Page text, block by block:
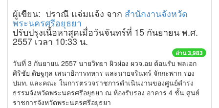
ผู้เขียน: ปราณี แจ่มแจ้ง จาก สำนักงานจังหวัด
พระนครศรีอยุธยา
ปรับปรุงเนื้อหาสุดเมื่อวันจันทร์ที่ 15 กันยายน พ.ศ.
2557 เวลา 10:33 น.
อ่าน 3,983
วันที่ 3 กันยายน 2557 นายวิทยา ผิวผ่อง ผวจ.อย ต้อนรับ พลเอก
ศิริชัย ดิษฐกุล เสนาธิการทหาร และนายจรินทร์ จักกะพาก รอง
ปมท. และคณะ ในการตรวจราชการดำเนินงานของศูนย์ดำรง
ธรรมจังหวัดพระนครศรีอยุธยา ณ ห้องรับรอง อาคาร 4 ชั้น ศูนย์
ราชการจังหวัดพระนครศรีอยุธยา